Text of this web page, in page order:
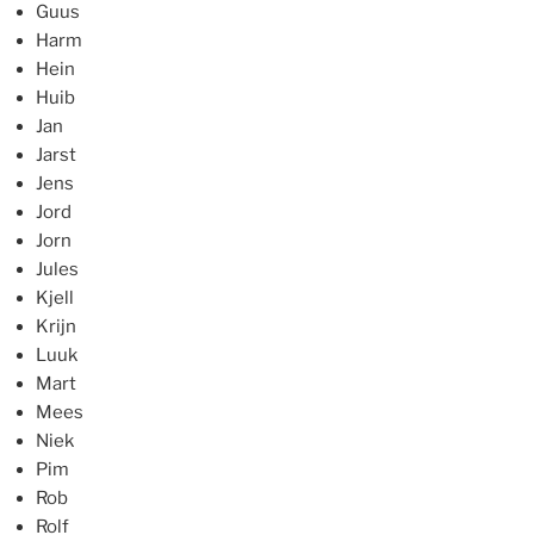
Guus
Harm
Hein
Huib
Jan
Jarst
Jens
Jord
Jorn
Jules
Kjell
Krijn
Luuk
Mart
Mees
Niek
Pim
Rob
Rolf